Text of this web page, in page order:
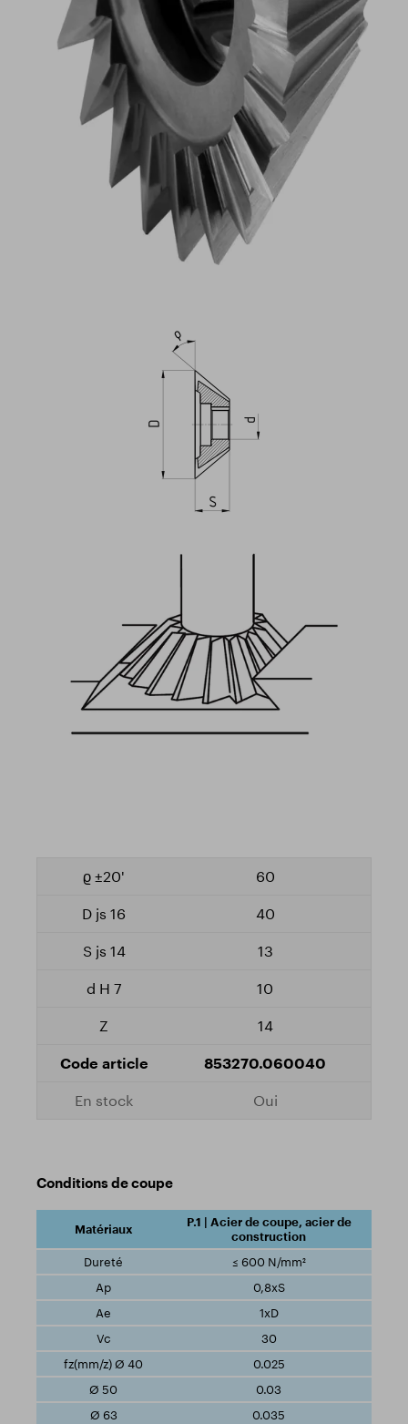
60
40
13
10
14
853270.060040
Oui
Conditions de coupe
P.1 | Acier de coupe, acier de
construction
≤ 600 N/mm²
0,8xS
1xD
30
0.025
0.03
0.035